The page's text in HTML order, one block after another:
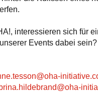
interessieren sich für
Events dabei